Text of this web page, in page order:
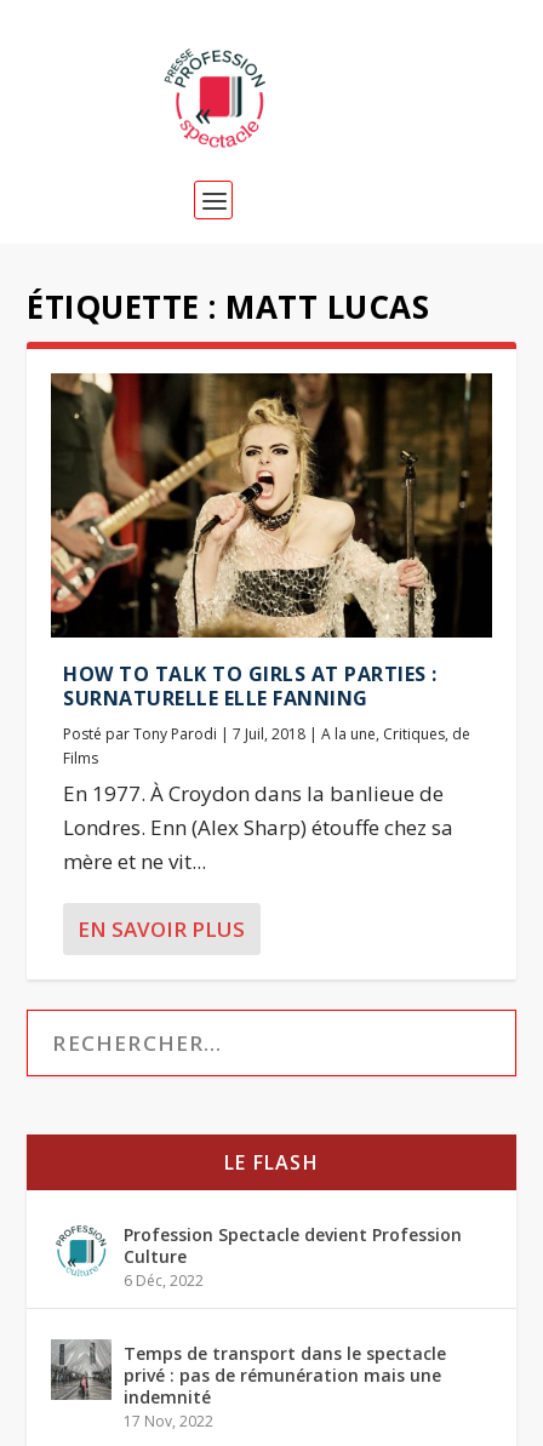
ÉTIQUETTE : MATT LUCAS
HOW TO TALK TO GIRLS AT PARTIES :
SURNATURELLE ELLE FANNING
Posté parTony Parodi |7 Juil, 2018 |A la une, Critiques, de
Films
En 1977. À Croydon dans la banlieue de
Londres. Enn (Alex Sharp) étouffe chez sa
mère et ne vit...
EN SAVOIR PLUS
LE FLASH
Profession Spectacle devient Profession
Culture
6 Déc, 2022
Temps de transport dans le spectacle
privé : pas de rémunération mais une
indemnité
17 Nov, 2022